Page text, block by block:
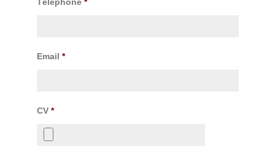
Email *
CV *